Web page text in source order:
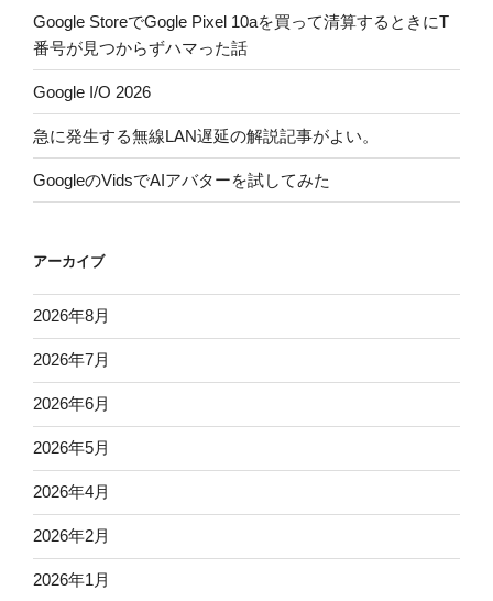
Google StoreでGogle Pixel 10aを買って清算するときにT
番号が見つからずハマった話
Google I/O 2026
急に発生する無線LAN遅延の解説記事がよい。
GoogleのVidsでAIアバターを試してみた
アーカイブ
2026年8月
2026年7月
2026年6月
2026年5月
2026年4月
2026年2月
2026年1月